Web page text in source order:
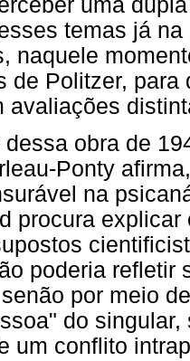
uma
temas já na
naquele
de Politzer,
avaliações
obra de
Ponty
na
procura
poderia refletir
por meio
do
um conflito